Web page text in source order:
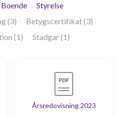
Boende
Styrelse
(3)
Betygscertifikat (3)
(1)
Stadgar (1)
Årsredovisning 2023